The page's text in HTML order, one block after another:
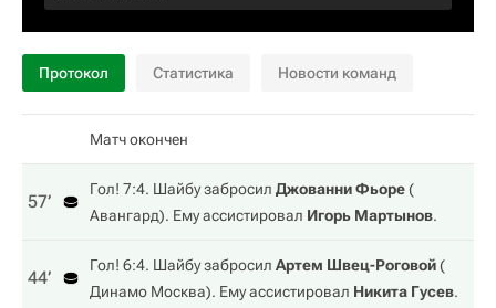
Протокол Статистика Новости команд
Матч окончен
57‎’‎
Гол! 7:4. Шайбу забросил Джованни Фьоре(
Авангард). Ему ассистировал Игорь Мартынов.
44‎’‎
Гол! 6:4. Шайбу забросил Артем Швец-Роговой(
Динамо Москва). Ему ассистировал Никита Гусев.